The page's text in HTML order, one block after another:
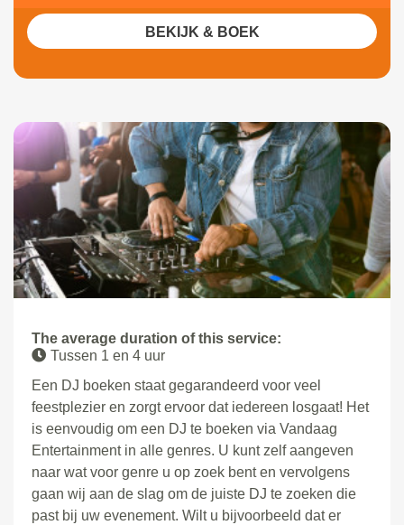
The average duration of this service:
Tussen 1 en 4 uur
Een DJ boeken staat gegarandeerd voor veel
feestplezier en zorgt ervoor dat iedereen losgaat! Het
is eenvoudig om een DJ te boeken via Vandaag
Entertainment in alle genres. U kunt zelf aangeven
naar wat voor genre u op zoek bent en vervolgens
gaan wij aan de slag om de juiste DJ te zoeken die
past bij uw evenement. Wilt u bijvoorbeeld dat er
BEKIJK & BOEK